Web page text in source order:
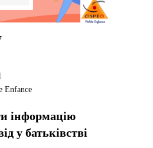
інформацію
у батьківстві
Enfance